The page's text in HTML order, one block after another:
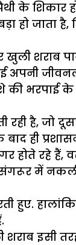
के
हो
खुली
भरपाई
है, जो
ही
रहे हैं,
में
हुए.
इसी